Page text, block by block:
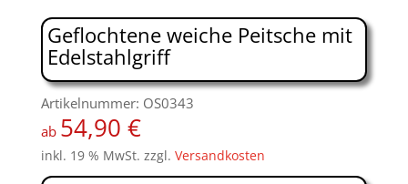
Geflochtene weiche Peitsche mit
Edelstahlgriff
Artikelnummer: OS0343
ab 54,90 €
inkl. 19 % MwSt. zzgl. Versandkosten